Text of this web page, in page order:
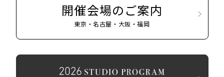
開催会場のご案内
東京・名古屋・大阪・福岡